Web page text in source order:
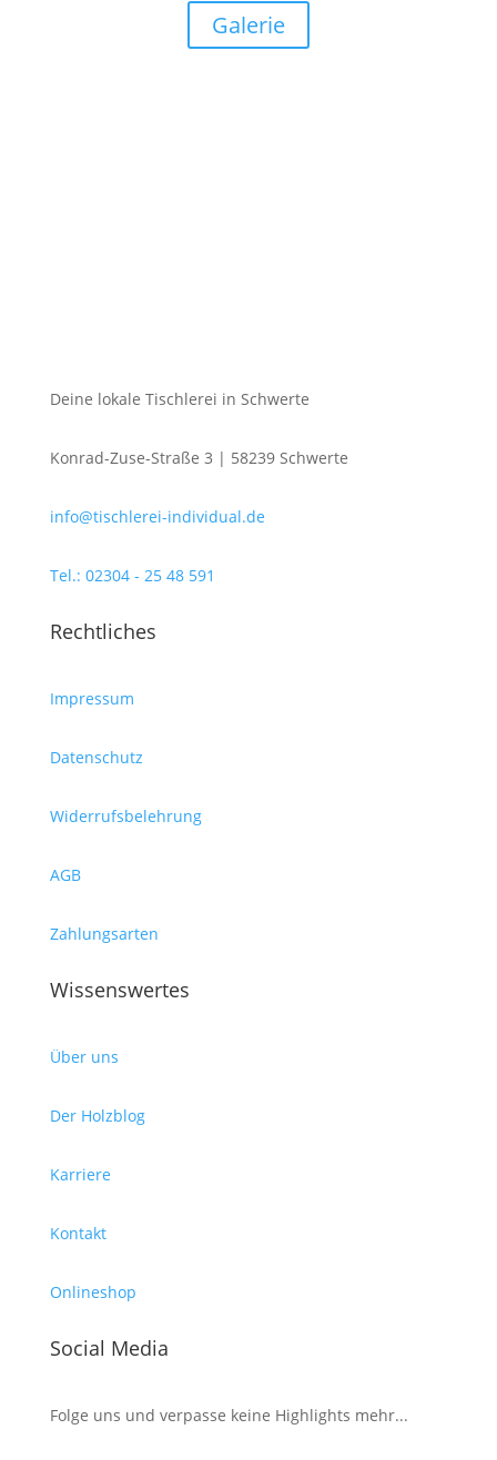
Galerie
Deine lokale Tischlerei in Schwerte
Konrad-Zuse-Straße 3 | 58239 Schwerte
info@tischlerei-individual.de
Tel.: 02304 - 25 48 591
Rechtliches
Impressum
Datenschutz
Widerrufsbelehrung
AGB
Zahlungsarten
Wissenswertes
Über uns
Der Holzblog
Karriere
Kontakt
Onlineshop
Social Media
Folge uns und verpasse keine Highlights mehr...